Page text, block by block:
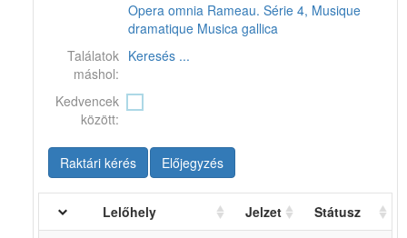
Opera omnia Rameau. Série 4, Musique
dramatique Musica gallica
Találatok
máshol:
Keresés ...
Kedvencek
között:
Raktári kérés Előjegyzés
Lelőhely Jelzet
Státusz